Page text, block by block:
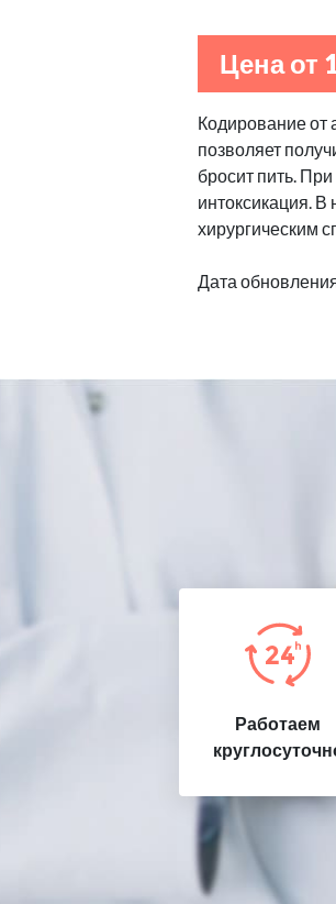
Цена от
Кодирование от
позволяет
бросит пить.
интоксикация. В
хирургическим
Дата
Работаем